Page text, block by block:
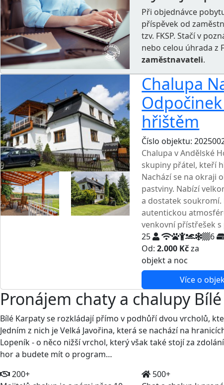
Při objednávce
příspěvek od
tzv. FKSP. Stačí v
nebo celou úhrada z
zaměstnavateli.
Chalupa
hřištěm
Číslo objektu:
Chalupa v Andělské
skupiny přátel, kteří
Nachází se na okraji
pastviny. Nabízí
a dostatek soukromí.
autentickou
venkovní přístřešek
25
6
Od:2.000 Kčza
objekt a noc
Více o
Pronájem chaty a chalupy
Bílé Karpaty se rozkládají přímo v podhůří dvou vrcholů,
Jedním z nich je Velká Javořina, která se nachází na
Lopeník - o něco nižší vrchol, který však také stojí za
hor a budete mít o program…
200+
500+